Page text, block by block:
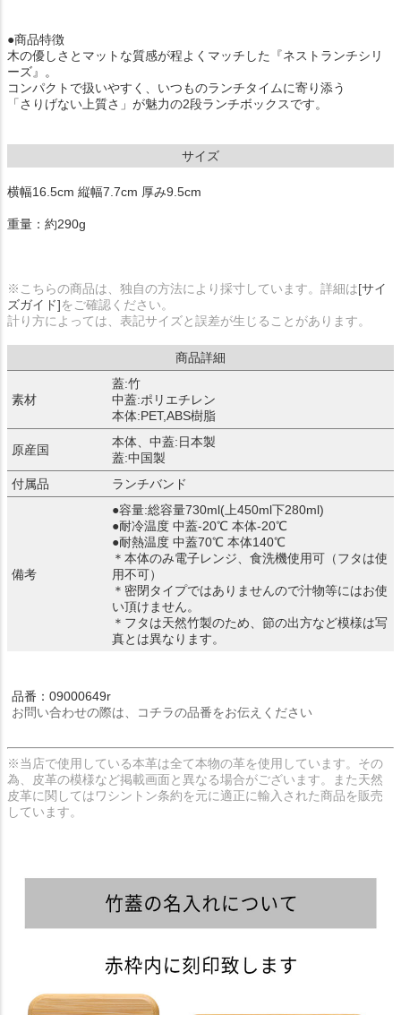
●商品特徴
木の優しさとマットな質感が程よくマッチした『ネストランチシリ
ーズ』。
コンパクトで扱いやすく、いつものランチタイムに寄り添う
「さりげない上質さ」が魅力の2段ランチボックスです。
サイズ
横幅16.5cm 縦幅7.7cm 厚み9.5cm
重量：約290g
※こちらの商品は、独自の方法により採寸しています。詳細は[サイ
ズガイド]をご確認ください。
計り方によっては、表記サイズと誤差が生じることがあります。
商品詳細
素材
蓋:竹
中蓋:ポリエチレン
本体:PET,ABS樹脂
原産国
本体、中蓋:日本製
蓋:中国製
付属品
ランチバンド
備考
●容量:総容量730ml(上450ml下280ml)
●耐冷温度 中蓋-20℃ 本体-20℃
●耐熱温度 中蓋70℃ 本体140℃
＊本体のみ電子レンジ、食洗機使用可（フタは使
用不可）
＊密閉タイプではありませんので汁物等にはお使
い頂けません。
＊フタは天然竹製のため、節の出方など模様は写
真とは異なります。
品番：09000649r
お問い合わせの際は、コチラの品番をお伝えください
※当店で使用している本革は全て本物の革を使用しています。その
為、皮革の模様など掲載画面と異なる場合がございます。また天然
皮革に関してはワシントン条約を元に適正に輸入された商品を販売
しています。